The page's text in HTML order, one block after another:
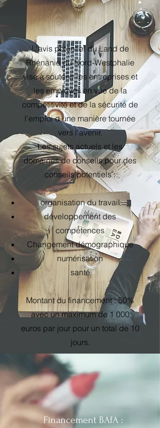
L'avis potentiel du Land de
Rhénanie du Nord-Westphalie
vise à soutenir les entreprises et
les employés en vue de la
compétitivité et de la sécurité de
l'emploi d'une manière tournée
vers l'avenir.
Les sujets actuels et les
domaines de conseils pour des
conseils potentiels :
organisation du travail
développement des
compétences
Changement démographique
numérisation
santé
Montant du financement : 50%
avec un maximum de 1 000
euros par jour pour un total de 10
jours.
Financement BAfA :